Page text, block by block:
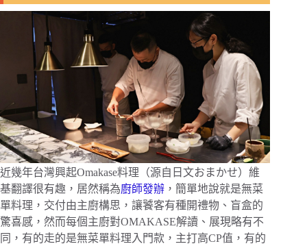
近幾年台灣興起Omakase料理（源自日文おまかせ）維
基翻譯很有趣，居然稱為廚師發辦 ，簡單地說就是無菜
單料理，交付由主廚構思，讓饕客有種開禮物、盲盒的
驚喜感，然而每個主廚對OMAKASE解讀、展現略有不
同，有的走的是無菜單料理入門款，主打高CP值，有的